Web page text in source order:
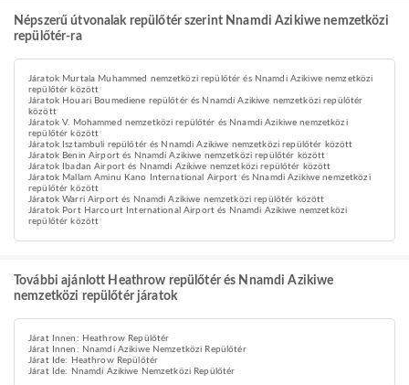
Népszerű útvonalak repülőtér szerint Nnamdi Azikiwe nemzetközi
repülőtér-ra
Járatok Murtala Muhammed nemzetközi repülőtér és Nnamdi Azikiwe nemzetközi
repülőtér között
Járatok Houari Boumediene repülőtér és Nnamdi Azikiwe nemzetközi repülőtér
között
Járatok V. Mohammed nemzetközi repülőtér és Nnamdi Azikiwe nemzetközi
repülőtér között
Járatok Isztambuli repülőtér és Nnamdi Azikiwe nemzetközi repülőtér között
Járatok Benin Airport és Nnamdi Azikiwe nemzetközi repülőtér között
Járatok Ibadan Airport és Nnamdi Azikiwe nemzetközi repülőtér között
Járatok Mallam Aminu Kano International Airport és Nnamdi Azikiwe nemzetközi
repülőtér között
Járatok Warri Airport és Nnamdi Azikiwe nemzetközi repülőtér között
Járatok Port Harcourt International Airport és Nnamdi Azikiwe nemzetközi
repülőtér között
További ajánlott Heathrow repülőtér és Nnamdi Azikiwe
nemzetközi repülőtér járatok
Járat Innen: Heathrow Repülőtér
Járat Innen: Nnamdi Azikiwe Nemzetközi Repülőtér
Járat Ide: Heathrow Repülőtér
Járat Ide: Nnamdi Azikiwe Nemzetközi Repülőtér